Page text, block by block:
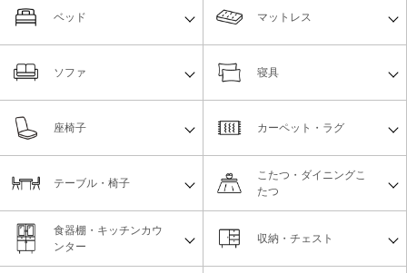
ベッド マットレス
ソファ 寝具
座椅子 カーペット・ラグ
テーブル・椅子
こたつ・ダイニングこ
たつ
食器棚・キッチンカウ
ンター
収納・チェスト